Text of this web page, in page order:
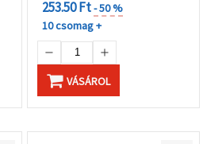
253.50 Ft- 50 %
10 csomag +
VÁSÁROL